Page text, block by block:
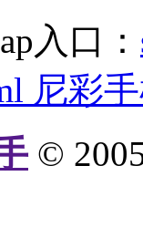
入口：
尼彩
©